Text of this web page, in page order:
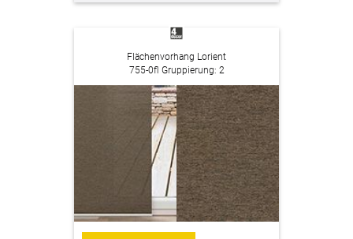
Flächenvorhang Lorient
755-0fl Gruppierung: 2